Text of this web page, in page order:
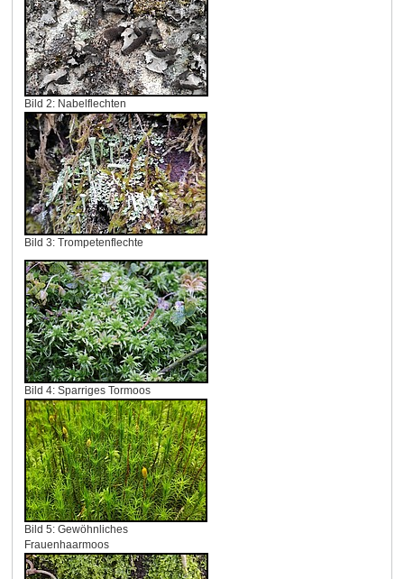
Bild 2: Nabelflechten
Bild 3: Trompetenflechte
Bild 4: Sparriges Tormoos
Bild 5: Gewöhnliches
Frauenhaarmoos